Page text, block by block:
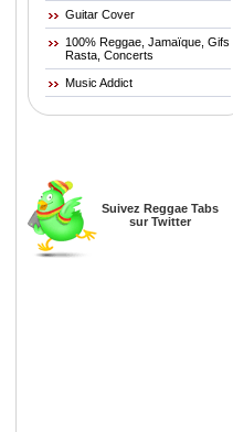
Guitar Cover
100% Reggae, Jamaïque, Gifs
Rasta, Concerts
Music Addict
Suivez Reggae Tabs
sur Twitter